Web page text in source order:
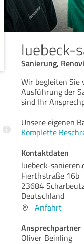
luebeck-
Sanierung,
i
Wir begleiten Sie
Ausführung der
sind Ihr
Unsere eigenen
Komplette
Kontaktdaten
luebeck-
Fierthstraße 16b
23684
Deutschland
Anfahrt
Ansprechpartner
Oliver Beinling